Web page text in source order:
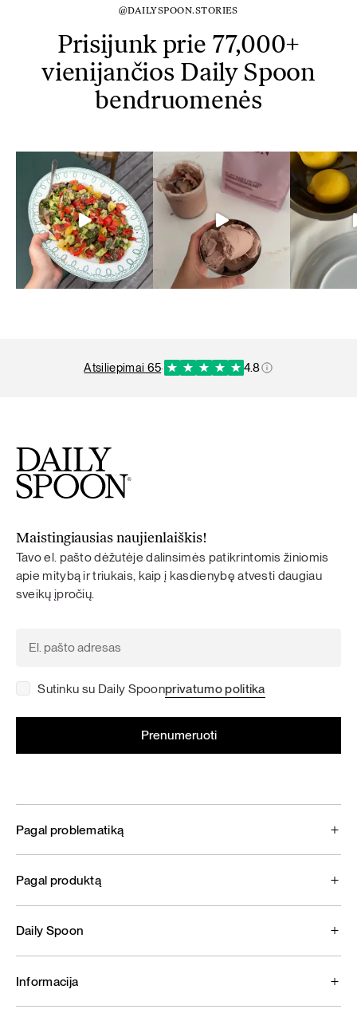
@DAILYSPOON.STORIES
Prisijunk prie 77,000+
vienijančios Daily Spoon
bendruomenės
atsiliepimai 65· 4.8
Maistingiausias naujienlaiškis!
Tavo el. pašto dėžutėje dalinsimės patikrintomis žiniomis
apie mitybą ir triukais, kaip į kasdienybę atvesti daugiau
sveikų įpročių.
Sutinku su Daily Spoonprivatumo politika
Pagal problematiką
Pagal produktą
Daily Spoon
Informacija